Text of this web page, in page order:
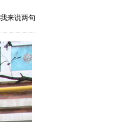
我来说两句